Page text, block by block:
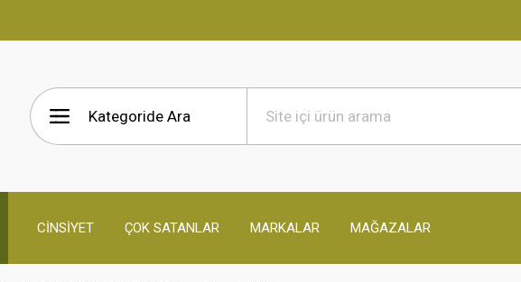
CİNSİYET ÇOK SATANLAR MARKALAR MAĞAZALAR